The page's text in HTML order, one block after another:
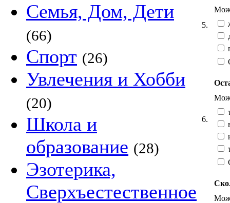
Семья, Дом, Дети
(66)
Спорт (26)
Увлечения и Хобби
(20)
Школа и
образование (28)
Эзотерика,
Сверхъестественное
5.
6.